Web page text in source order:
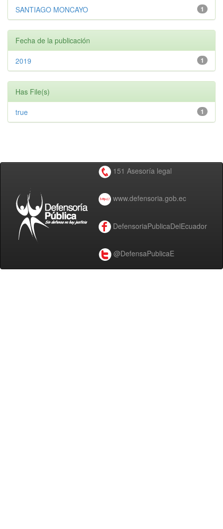
1
SANTIAGO MONCAYO
Fecha de la publicación
1
2019
Has File(s)
1
true
151 Asesoría legal
www.defensoria.gob.ec
DefensoriaPublicaDelEcuador
@DefensaPublicaE